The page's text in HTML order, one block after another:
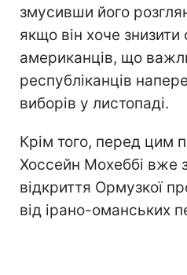
змусивши його
якщо він хоче
американців, що
республіканців
виборів у листопаді.
Крім того, перед цим
Хоссейн Мохеббі вже
відкриття Ормузкої
від ірано-оманських